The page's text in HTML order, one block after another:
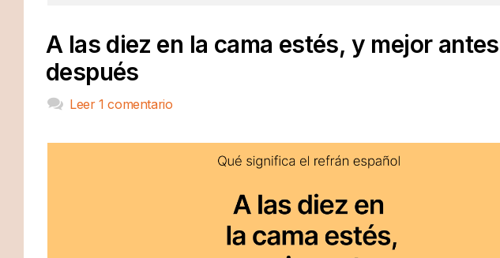
A las diez en la cama estés, y mejor
después
Leer 1 comentario